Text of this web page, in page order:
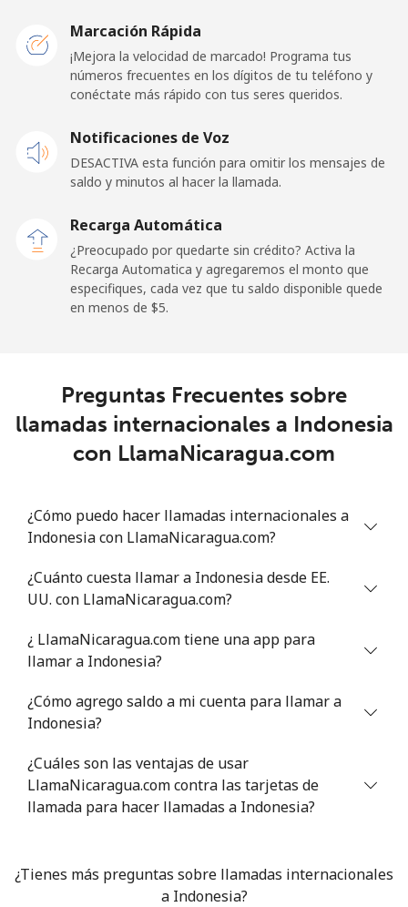
Iraq
Línea fija ⁦26.9¢⁩ 37 min por ⁦$10⁩
Celular ⁦29.5¢⁩ 33 min por ⁦$10⁩
Ireland
Línea fija ⁦1.6¢⁩ 625 min por ⁦$10⁩
⁦2.5¢⁩ 400 min por ⁦$10⁩ -
Línea fija 204 min por ⁦$10⁩
Celular ⁦13.9¢⁩ 71 min por ⁦$10⁩ -
Línea fija ⁦1.5¢⁩ 665 min por ⁦$10⁩
Celular ⁦1.6¢⁩ 625 min por ⁦$10⁩
Línea fija ⁦58.9¢⁩
Celular ⁦46.9¢⁩ 21 min por ⁦$10⁩ ⁦32¢⁩
Marcación Rápida
¡Mejora la velocidad de marcado! Programa tus
números frecuentes en los dígitos de tu teléfono y
conéctate más rápido con tus seres queridos.
Notificaciones de Voz
DESACTIVA esta función para omitir los mensajes de
saldo y minutos al hacer la llamada.
Recarga Automática
¿Preocupado por quedarte sin crédito? Activa la
Recarga Automatica y agregaremos el monto que
especifiques, cada vez que tu saldo disponible quede
en menos de ⁦$5⁩.
Preguntas Frecuentes sobre
llamadas internacionales a Indonesia
con LlamaNicaragua.com
¿Cómo puedo hacer llamadas internacionales a
Indonesia con LlamaNicaragua.com?
¿Cuánto cuesta llamar a Indonesia desde EE.
UU. con LlamaNicaragua.com?
¿ LlamaNicaragua.com tiene una app para
llamar a Indonesia?
¿Cómo agrego saldo a mi cuenta para llamar a
Indonesia?
¿Cuáles son las ventajas de usar
LlamaNicaragua.com contra las tarjetas de
llamada para hacer llamadas a Indonesia?
¿Tienes más preguntas sobre llamadas internacionales
a Indonesia?